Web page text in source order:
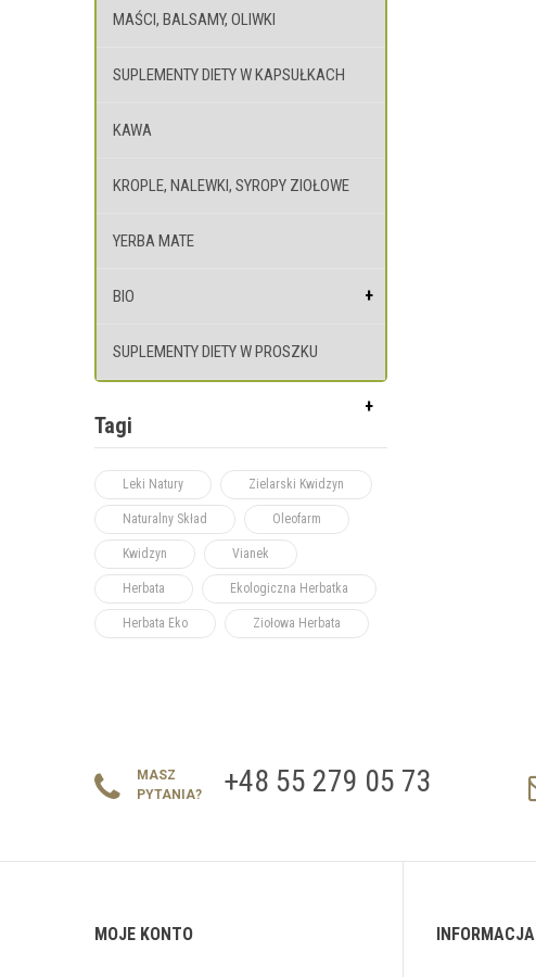
MAŚCI, BALSAMY, OLIWKI
SUPLEMENTY DIETY W KAPSUŁKACH
KAWA
KROPLE, NALEWKI, SYROPY ZIOŁOWE
YERBA MATE
BIO
SUPLEMENTY DIETY W PROSZKU
Tagi
Leki Natury Zielarski Kwidzyn
Naturalny Skład Oleofarm
Kwidzyn Vianek
Herbata Ekologiczna Herbatka
Herbata Eko Ziołowa Herbata
MASZ
PYTANIA?
+48 55 279 05 73
MOJE KONTO INFORMACJA